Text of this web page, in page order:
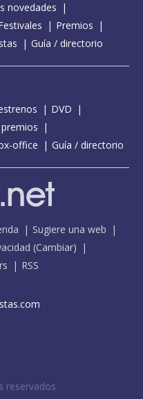
novedades
Premios
Guía / directorio
DVD
office Guía / directorio
Sugiere una web
(Cambiar)
RSS
reservados